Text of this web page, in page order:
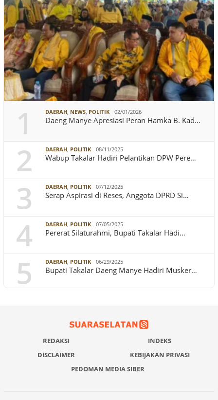
1 DAERAH, NEWS, POLITIK 02/01/2026
Daeng Manye Apresiasi Peran Hamka B. Kad…
2 DAERAH, POLITIK 08/11/2025
Wabup Takalar Hadiri Pelantikan DPW Pere…
3 DAERAH, POLITIK 07/12/2025
Serap Aspirasi di Reses, Anggota DPRD Si…
4 DAERAH, POLITIK 07/05/2025
Pererat Silaturahmi, Bupati Takalar Hadi…
5 DAERAH, POLITIK 06/29/2025
Bupati Takalar Daeng Manye Hadiri Musker…
REDAKSI
INDEKS
DISCLAIMER
KEBIJAKAN PRIVASI
PEDOMAN MEDIA SIBER